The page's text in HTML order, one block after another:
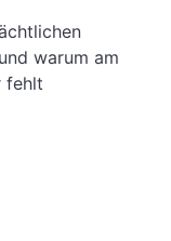
warum am
fehlt